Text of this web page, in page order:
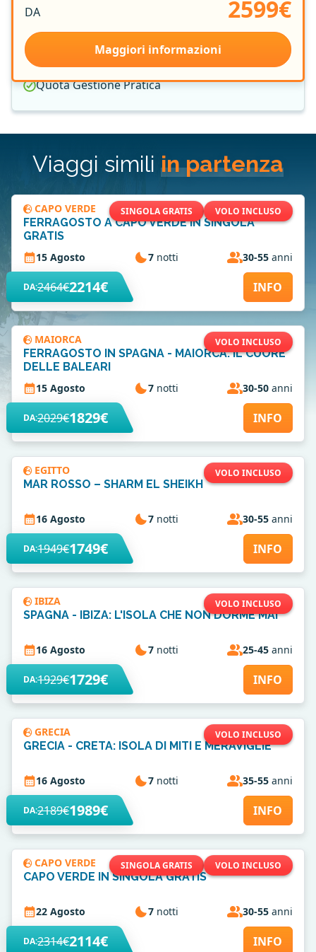
Group Leader Vamonos
Assicurazione Medica e Bagaglio
Welcome Cocktail
Quota Gestione Pratica
DA 2599€
Maggiori informazioni
Viaggi simili in partenza
SINGOLA GRATIS VOLO INCLUSO
CAPO VERDE
FERRAGOSTO A CAPO VERDE IN SINGOLA
GRATIS
15 Agosto
7 notti 30-55 anni
DA:2464€2214€ INFO
VOLO INCLUSO
MAIORCA
FERRAGOSTO IN SPAGNA - MAIORCA: IL CUORE
DELLE BALEARI
15 Agosto
7 notti 30-50 anni
DA:2029€1829€ INFO
VOLO INCLUSO
EGITTO
MAR ROSSO – SHARM EL SHEIKH
16 Agosto 7 notti 30-55 anni
DA:1949€1749€ INFO
VOLO INCLUSO
IBIZA
SPAGNA - IBIZA: L'ISOLA CHE NON DORME MAI
16 Agosto 7 notti 25-45 anni
DA:1929€1729€ INFO
VOLO INCLUSO
GRECIA
GRECIA - CRETA: ISOLA DI MITI E MERAVIGLIE
16 Agosto 7 notti 35-55 anni
DA:2189€1989€ INFO
SINGOLA GRATIS VOLO INCLUSO
CAPO VERDE
CAPO VERDE IN SINGOLA GRATIS
22 Agosto 7 notti 30-55 anni
DA:2314€2114€ INFO